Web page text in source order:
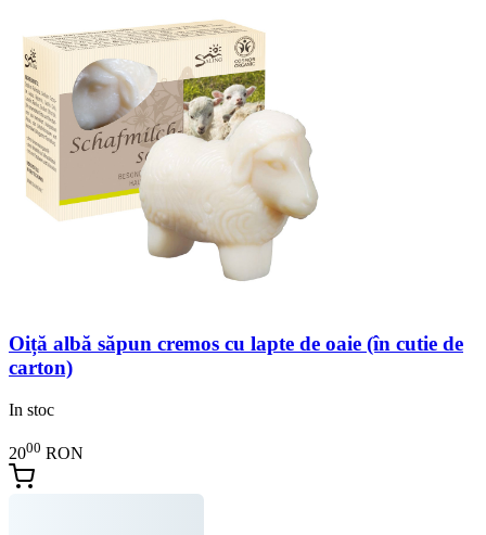
Oiță albă săpun cremos cu lapte de oaie (în cutie de
carton)
In stoc
2000 RON